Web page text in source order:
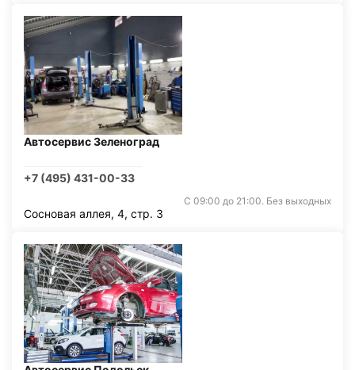
Автосервис Зеленоград
+7 (495) 431-00-33
С 09:00 до 21:00. Без выходных
Сосновая аллея, 4, стр. 3